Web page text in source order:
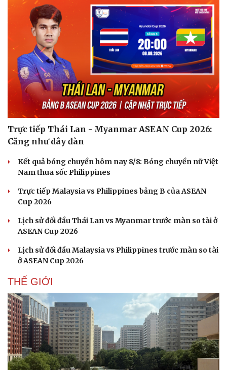
Trực tiếp Thái Lan - Myanmar ASEAN Cup 2026:
Căng như dây đàn
Kết quả bóng chuyền hôm nay 8/8: Bóng chuyền nữ Việt
Nam thua sốc Philippines
Trực tiếp Malaysia vs Philippines bảng B của ASEAN
Cup 2026
Lịch sử đối đầu Thái Lan vs Myanmar trước màn so tài ở
ASEAN Cup 2026
Lịch sử đối đầu Malaysia vs Philippines trước màn so tài
ở ASEAN Cup 2026
THẾ GIỚI